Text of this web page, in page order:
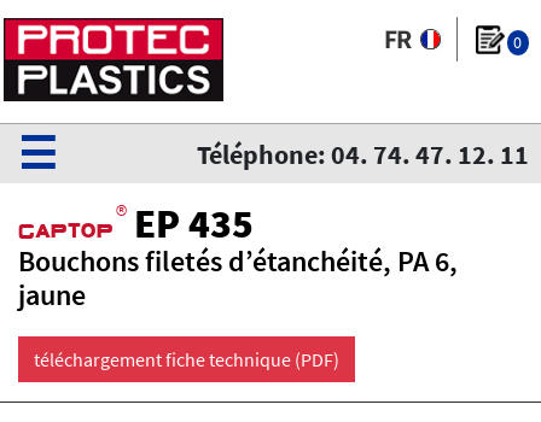
0
Téléphone: 04. 74. 47. 12. 11
☰
CaPtoP ® EP 435
Bouchons filetés d’étanchéité, PA 6,
jaune
téléchargement fiche technique (PDF)